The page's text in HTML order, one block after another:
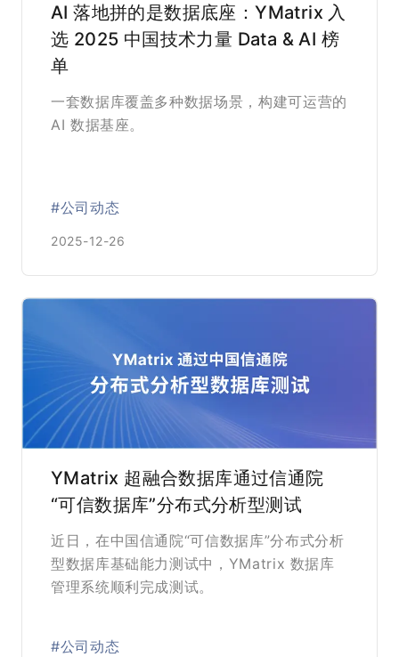
AI 落地拼的是数据底座：YMatrix 入
选 2025 中国技术力量 Data & AI 榜
单
一套数据库覆盖多种数据场景，构建可运营的
AI 数据基座。
#公司动态
2025-12-26
YMatrix 超融合数据库通过信通院
“可信数据库”分布式分析型测试
近日，在中国信通院“可信数据库”分布式分析
型数据库基础能力测试中，YMatrix 数据库
管理系统顺利完成测试。
#公司动态